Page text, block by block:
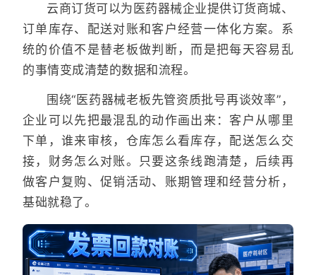
云商订货可以为医药器械企业提供订货商城、
订单库存、配送对账和客户经营一体化方案。系
统的价值不是替老板做判断，而是把每天容易乱
的事情变成清楚的数据和流程。
围绕“医药器械老板先管资质批号再谈效率”，
企业可以先把最混乱的动作画出来：客户从哪里
下单，谁来审核，仓库怎么看库存，配送怎么交
接，财务怎么对账。只要这条线跑清楚，后续再
做客户复购、促销活动、账期管理和经营分析，
基础就稳了。